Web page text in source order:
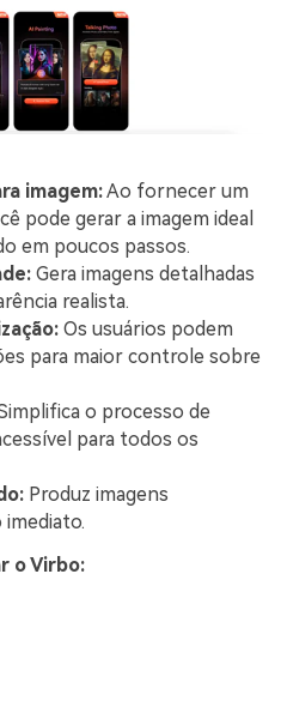
imagem:Ao fornecer um
pode gerar a imagem ideal
em poucos passos.
Gera imagens detalhadas
realista.
Os usuários podem
para maior controle sobre
o processo de
para todos os
Produz imagens
imediato.
o Virbo: